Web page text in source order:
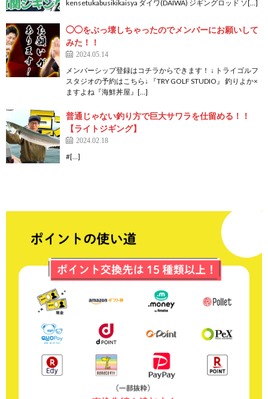
kensetukabusikikaisya ダイワ(DAIWA) ジギングロッド ソ[…]
◯◯をぶっ壊しちゃったのでメンバーにお願いして
みた！！
2024.05.14
メンバーシップ登録はコチラからできます！ ↓ トライゴルフ
スタジオの予約はこちら↓ 『TRY GOLF STUDIO』 釣りよか×
ますよね『海鮮丼屋』[…]
普通じゃない釣り方で巨大サワラを仕留める！！
【ライトジギング】
2024.02.18
#[…]